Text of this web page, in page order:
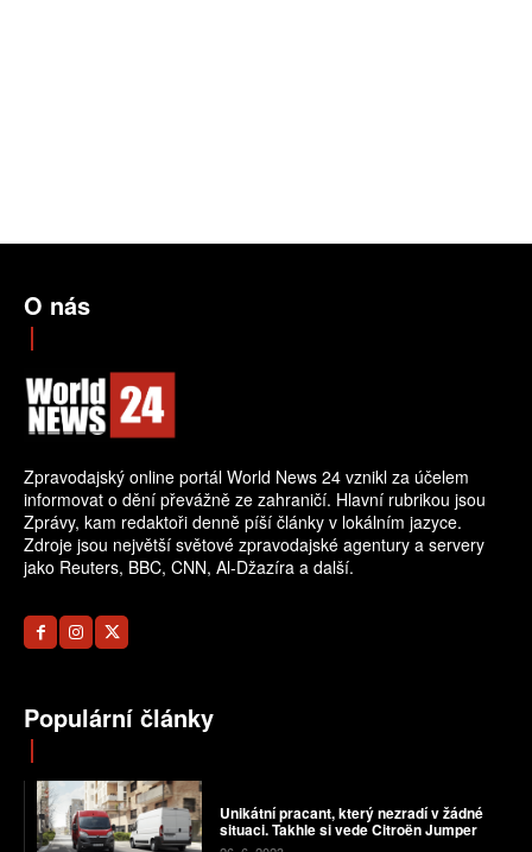
O nás
Zpravodajský online portál World News 24 vznikl za účelem
informovat o dění převážně ze zahraničí. Hlavní rubrikou jsou
Zprávy, kam redaktoři denně píší články v lokálním jazyce.
Zdroje jsou největší světové zpravodajské agentury a servery
jako Reuters, BBC, CNN, Al-Džazíra a další.
Populární články
Unikátní pracant, který nezradí v žádné
situaci. Takhle si vede Citroën Jumper